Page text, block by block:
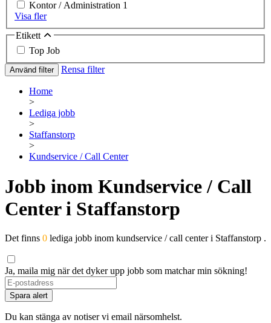
Kontor / Administration 1
Visa fler
Etikett
Top Job
Använd filter Rensa filter
Home
>
Lediga jobb
>
Staffanstorp
>
Kundservice / Call Center
Jobb inom Kundservice / Call
Center i Staffanstorp
Det finns 0 lediga jobb inom kundservice / call center i Staffanstorp .
Ja, maila mig när det dyker upp jobb som matchar min sökning!
Spara alert
Du kan stänga av notiser vi email närsomhelst.